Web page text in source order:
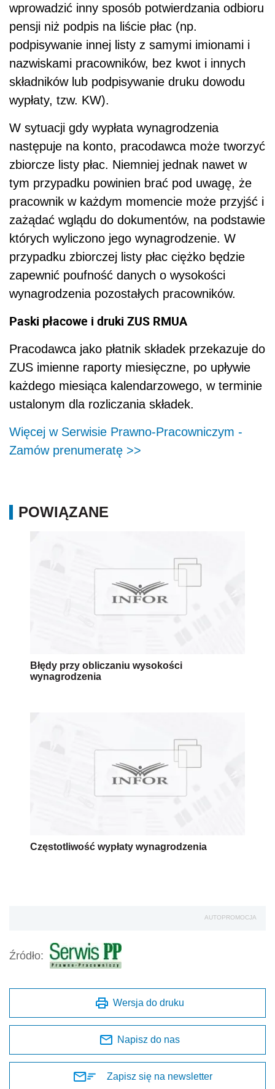
wprowadzić inny sposób potwierdzania odbioru
pensji niż podpis na liście płac (np.
podpisywanie innej listy z samymi imionami i
nazwiskami pracowników, bez kwot i innych
składników lub podpisywanie druku dowodu
wypłaty, tzw. KW).
W sytuacji gdy wypłata wynagrodzenia
następuje na konto, pracodawca może tworzyć
zbiorcze listy płac. Niemniej jednak nawet w
tym przypadku powinien brać pod uwagę, że
pracownik w każdym momencie może przyjść i
zażądać wglądu do dokumentów, na podstawie
których wyliczono jego wynagrodzenie. W
przypadku zbiorczej listy płac ciężko będzie
zapewnić poufność danych o wysokości
wynagrodzenia pozostałych pracowników.
Paski płacowe i druki ZUS RMUA
Pracodawca jako płatnik składek przekazuje do
ZUS imienne raporty miesięczne, po upływie
każdego miesiąca kalendarzowego, w terminie
ustalonym dla rozliczania składek.
Więcej w Serwisie Prawno-Pracowniczym -
Zamów prenumeratę >>
POWIĄZANE
Błędy przy obliczaniu wysokości
wynagrodzenia
Częstotliwość wypłaty wynagrodzenia
AUTOPROMOCJA
Źródło:
Wersja do druku
Napisz do nas
Zapisz się na newsletter